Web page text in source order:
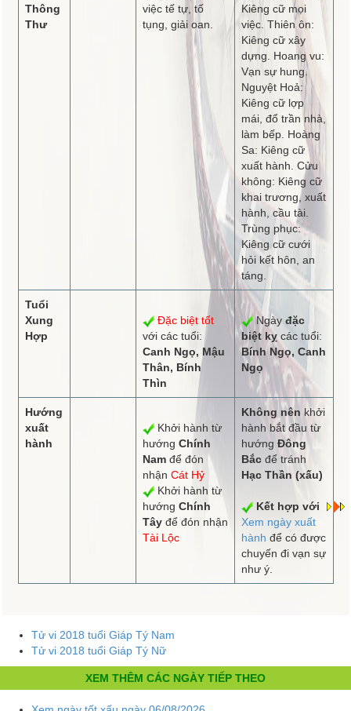
Thông
Thư
việc tế tự, tố
tụng, giải oan.
Kiêng cữ mọi
việc. Thiên ôn:
Kiêng cữ xây
dựng. Hoang vu:
Vạn sự hung.
Nguyệt Hoả:
Kiêng cữ lợp
mái, đổ trần nhà,
làm bếp. Hoàng
Sa: Kiêng cữ
xuất hành. Cửu
không: Kiêng cữ
khai trương, xuất
hành, cầu tài.
Trùng phục:
Kiêng cữ cưới
hỏi kết hôn, an
táng.
Tuổi
Xung
Hợp
Đặc biệt tốt
với các tuổi:
Canh Ngọ, Mậu
Thân, Bính
Thìn
Ngày đặc
biệt kỵcác tuổi:
Bính Ngọ, Canh
Ngọ
Hướng
xuất
hành
Khởi hành từ
hướng Chính
Namđể đón
nhận Cát Hỷ
Khởi hành từ
hướng Chính
Tâyđể đón nhận
Tài Lộc
Không nên khởi
hành bắt đầu từ
hướng Đông
Bắcđể tránh
Hạc Thần (xấu)
Kết hợp với
Xem ngày xuất
hành để có được
chuyến đi vạn sự
như ý.
Tử vi 2018 tuổi Giáp Tý Nam
Tử vi 2018 tuổi Giáp Tý Nữ
XEM THÊM CÁC NGÀY TIẾP THEO